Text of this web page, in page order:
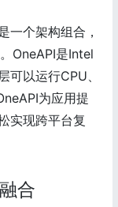
一个架构组合，
OneAPI是Intel
可以运行CPU、
为应用提
实现跨平台复
合